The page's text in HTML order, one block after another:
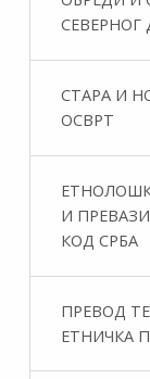
СЕВЕРНОГ
СТАРА И
ОСВРТ
И
КОД СРБА
ПРЕВОД
ЕТНИЧКА